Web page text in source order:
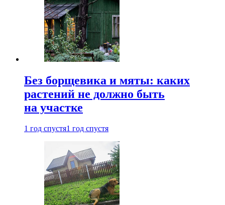
Без борщевика и мяты: каких
растений не должно быть
на участке
1 год спустя1 год спустя